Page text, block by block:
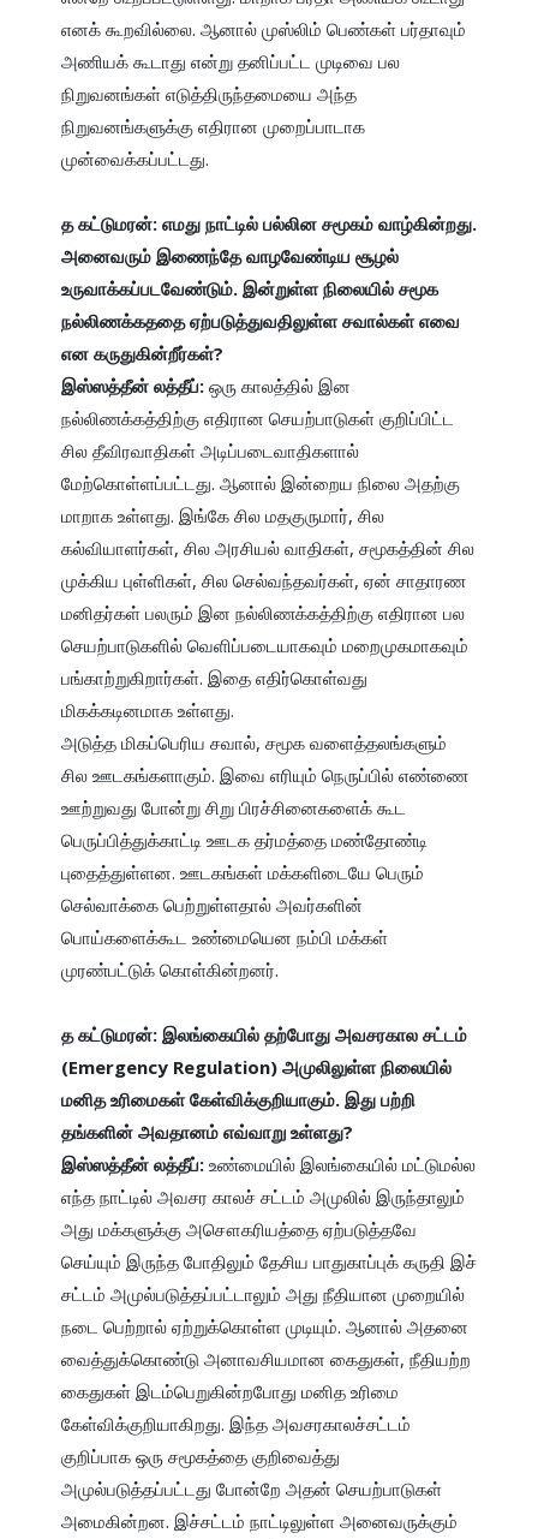
எனக் கூறவில்லை. ஆனால் முஸ்லிம் பெண்கள் பர்தாவும்
அணியக் கூடாது என்று தனிப்பட்ட முடிவை பல
நிறுவனங்கள் எடுத்திருந்தமையை அந்த
நிறுவனங்களுக்கு எதிரான முறைப்பாடாக
முன்வைக்கப்பட்டது.
த கட்டுமரன்: எமது நாட்டில் பல்லின சமூகம் வாழ்கின்றது.
அனைவரும் இணைந்தே வாழவேண்டிய சூழல்
உருவாக்கப்படவேண்டும். இன்றுள்ள நிலையில் சமூக
நல்லிணக்கததை ஏற்படுத்துவதிலுள்ள சவால்கள் எவை
என கருதுகின்றீர்கள்?
இஸ்ஸத்தீன் லத்தீப்: ஒரு காலத்தில் இன
நல்லிணக்கத்திற்கு எதிரான செயற்பாடுகள் குறிப்பிட்ட
சில தீவிரவாதிகள் அடிப்படைவாதிகளால்
மேற்கொள்ளப்பட்டது. ஆனால் இன்றைய நிலை அதற்கு
மாறாக உள்ளது. இங்கே சில மதகுருமார், சில
கல்வியாளர்கள், சில அரசியல் வாதிகள், சமூகத்தின் சில
முக்கிய புள்ளிகள், சில செல்வந்தவர்கள், ஏன் சாதாரண
மனிதர்கள் பலரும் இன நல்லிணக்கத்திற்கு எதிரான பல
செயற்பாடுகளில் வெளிப்படையாகவும் மறைமுகமாகவும்
பங்காற்றுகிறார்கள். இதை எதிர்கொள்வது
மிகக்கடினமாக உள்ளது.
அடுத்த மிகப்பெரிய சவால், சமூக வளைத்தலங்களும்
சில ஊடகங்களாகும். இவை எரியும் நெருப்பில் எண்ணை
ஊற்றுவது போன்று சிறு பிரச்சினைகளைக் கூட
பெருப்பித்துக்காட்டி ஊடக தர்மத்தை மண்தோண்டி
புதைத்துள்ளன. ஊடகங்கள் மக்களிடையே பெரும்
செல்வாக்கை பெற்றுள்ளதால் அவர்களின்
பொய்களைக்கூட உண்மையென நம்பி மக்கள்
முரண்பட்டுக் கொள்கின்றனர்.
த கட்டுமரன்: இலங்கையில் தற்போது அவசரகால சட்டம்
(Emergency Regulation) அமுலிலுள்ள நிலையில்
மனித உரிமைகள் கேள்விக்குறியாகும். இது பற்றி
தங்களின் அவதானம் எவ்வாறு உள்ளது?
இஸ்ஸத்தீன் லத்தீப்: உண்மையில் இலங்கையில் மட்டுமல்ல
எந்த நாட்டில் அவசர காலச் சட்டம் அமுலில் இருந்தாலும்
அது மக்களுக்கு அசௌகரியத்தை ஏற்படுத்தவே
செய்யும் இருந்த போதிலும் தேசிய பாதுகாப்புக் கருதி இச்
சட்டம் அமுல்படுத்தப்பட்டாலும் அது நீதியான முறையில்
நடை பெற்றால் ஏற்றுக்கொள்ள முடியும். ஆனால் அதனை
வைத்துக்கொண்டு அனாவசியமான கைதுகள், நீதியற்ற
கைதுகள் இடம்பெறுகின்றபோது மனித உரிமை
கேள்விக்குறியாகிறது. இந்த அவசரகாலச்சட்டம்
குறிப்பாக ஒரு சமூகத்தை குறிவைத்து
அமுல்படுத்தப்பட்டது போன்றே அதன் செயற்பாடுகள்
அமைகின்றன. இச்சட்டம் நாட்டிலுள்ள அனைவருக்கும்